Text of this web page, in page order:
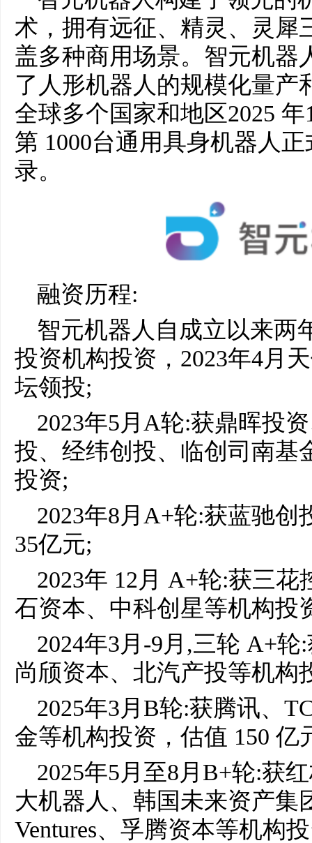
术，拥有远征、精灵、灵犀
盖多种商用场景。智元机器
了人形机器人的规模化量产
全球多个国家和地区2025
第 1000台通用具身机器人
录。
融资历程:
智元机器人自成立以来两
投资机构投资，2023年4月
坛领投;
2023年5月A轮:获鼎晖投
投、经纬创投、临创司南基
投资;
2023年8月A+轮:获蓝驰
35亿元;
2023年 12月 A+轮:获三
石资本、中科创星等机构投
2024年3月-9月,三轮 A+
尚颀资本、北汽产投等机构
2025年3月B轮:获腾讯、
金等机构投资，估值 150 亿
2025年5月至8月B+轮:获
大机器人、韩国未来资产集
Ventures、孚腾资本等机构